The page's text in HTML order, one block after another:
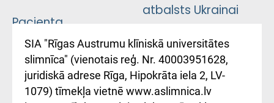
Pacienta
atsauksmju/sūdzību
iesniegšanas
kārtība
atbalsts Ukrainai
Підтримка Східної
лікарні та співпраця з
Україною
SIA "Rīgas Austrumu klīniskā universitātes
slimnīca" (vienotais reģ. Nr. 40003951628,
juridiskā adrese Rīga, Hipokrāta iela 2, LV-
1079) tīmekļa vietnē www.aslimnica.lv